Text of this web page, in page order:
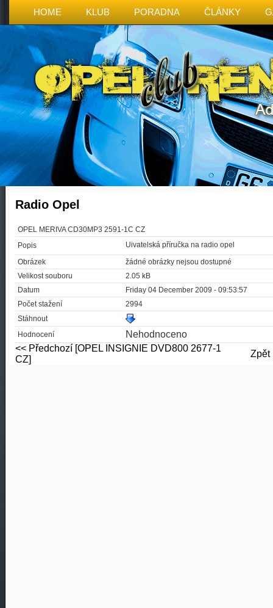
HOME KLUB PORADNA ČLÁNKY
Radio Opel
OPEL MERIVA CD30MP3 2591-1C CZ
Popis
Uivatelská příručka na radio opel
Obrázek
žádné obrázky nejsou dostupné
Velikost souboru
2.05 kB
Datum
Friday 04 December 2009 - 09:53:57
Počet stažení
2994
Stáhnout
Hodnocení
Nehodnoceno
<< Předchozí [OPEL INSIGNIE DVD800 2677-1
CZ]
Zpět